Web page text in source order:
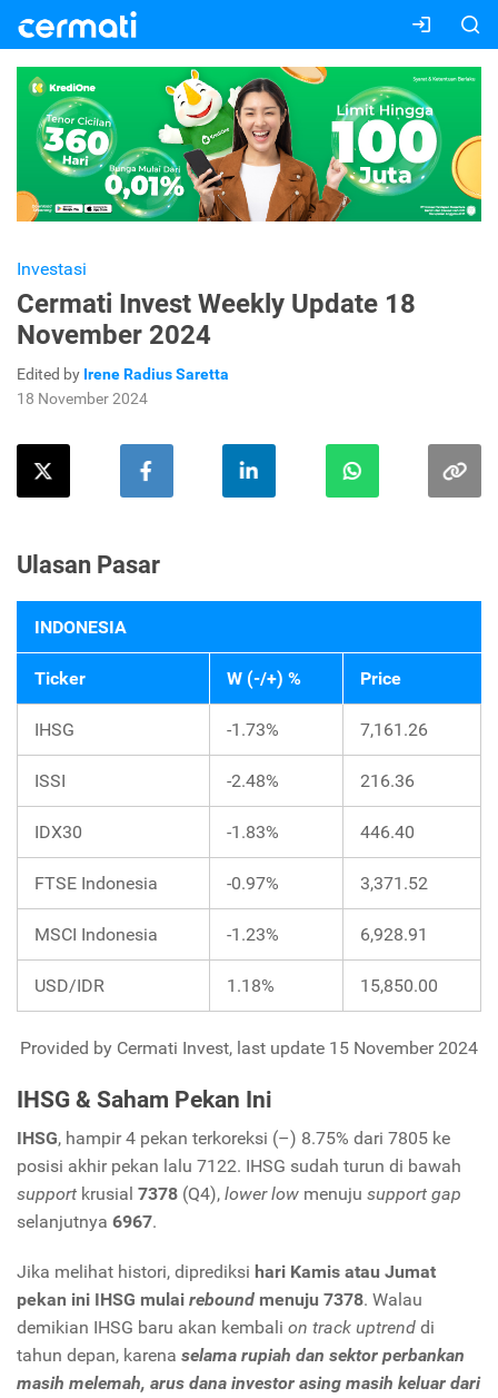
Investasi
Cermati Invest Weekly Update 18
November 2024
Edited by Irene Radius Saretta
18 November 2024
Ulasan Pasar
INDONESIA
Ticker W (-/+) % Price
IHSG -1.73% 7,161.26
ISSI -2.48% 216.36
IDX30 -1.83% 446.40
FTSE Indonesia -0.97% 3,371.52
MSCI Indonesia -1.23% 6,928.91
USD/IDR 1.18% 15,850.00
Provided by Cermati Invest, last update 15 November 2024
IHSG & Saham Pekan Ini
IHSG, hampir 4 pekan terkoreksi (–) 8.75% dari 7805 ke
posisi akhir pekan lalu 7122. IHSG sudah turun di bawah
support krusial 7378 (Q4), lower low menuju support gap
selanjutnya 6967.
Jika melihat histori, diprediksi hari Kamis atau Jumat
pekan ini IHSG mulai rebound menuju 7378. Walau
demikian IHSG baru akan kembali on track uptrend di
tahun depan, karena selama rupiah dan sektor perbankan
masih melemah, arus dana investor asing masih keluar dari